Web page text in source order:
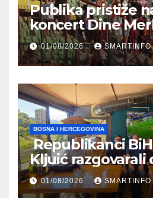
Publika pristiže
koncert Dine
Koševu
01/08/2026
BOSNA I HERCEGOVINA
Republikanci
Kljuić razgovarali
evropskom putu
Hercegovine
01/08/2026